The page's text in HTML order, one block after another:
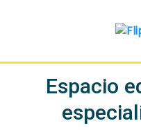
Espacio